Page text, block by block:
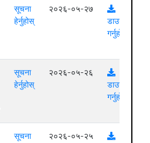
सूचना
हेर्नुहोस्
२०२६-०५-२७
डाउनलोड
गर्नुहोस्
सूचना
हेर्नुहोस्
२०२६-०५-२६
डाउनलोड
गर्नुहोस्
सूचना
२०२६-०५-२५